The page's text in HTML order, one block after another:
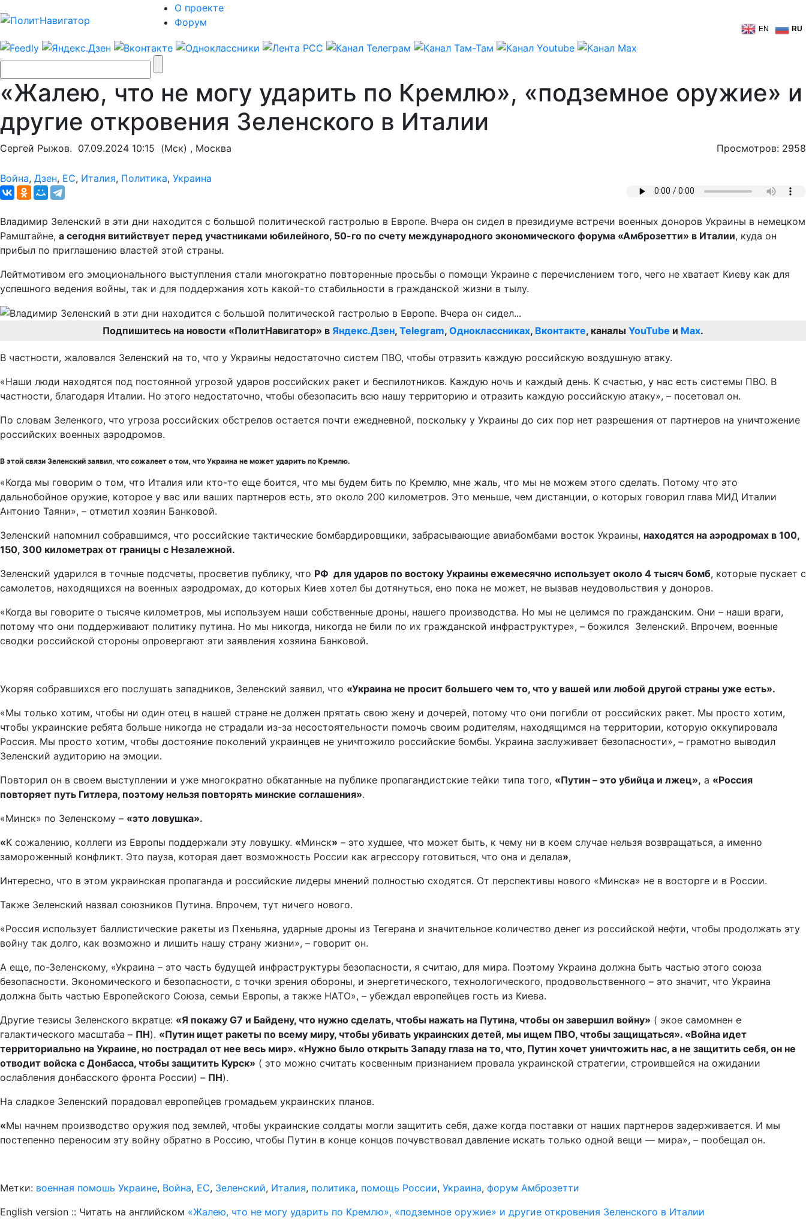
О проекте
Форум
EN RU
«Жалею, что не могу ударить по Кремлю», «подземное оружие» и
другие откровения Зеленского в Италии
Сергей Рыжов. 07.09.2024 10:15 (Мск) , Москва Просмотров: 2958
Война, Дзен, ЕС, Италия, Политика, Украина
Владимир Зеленский в эти дни находится с большой политической гастролью в Европе. Вчера он сидел в президиуме встречи военных доноров Украины в немецком
Рамштайне, а сегодня витийствует перед участниками юбилейного, 50-го по счету международного экономического форума «Амброзетти» в Италии, куда он
прибыл по приглашению властей этой страны.
Лейтмотивом его эмоционального выступления стали многократно повторенные просьбы о помощи Украине с перечислением того, чего не хватает Киеву как для
успешного ведения войны, так и для поддержания хоть какой-то стабильности в гражданской жизни в тылу.
Подпишитесь на новости «ПолитНавигатор» в Яндекс.Дзен, Telegram, Одноклассниках, Вконтакте, каналы YouTube и Max.
В частности, жаловался Зеленский на то, что у Украины недостаточно систем ПВО, чтобы отразить каждую российскую воздушную атаку.
«Наши люди находятся под постоянной угрозой ударов российских ракет и беспилотников. Каждую ночь и каждый день. К счастью, у нас есть системы ПВО. В
частности, благодаря Италии. Но этого недостаточно, чтобы обезопасить всю нашу территорию и отразить каждую российскую атаку», – посетовал он.
По словам Зеленкого, что угроза российских обстрелов остается почти ежедневной, поскольку у Украины до сих пор нет разрешения от партнеров на уничтожение
российских военных аэродромов.
В этой связи Зеленский заявил, что сожалеет о том, что Украина не может ударить по Кремлю.
«Когда мы говорим о том, что Италия или кто-то еще боится, что мы будем бить по Кремлю, мне жаль, что мы не можем этого сделать. Потому что это
дальнобойное оружие, которое у вас или ваших партнеров есть, это около 200 километров. Это меньше, чем дистанции, о которых говорил глава МИД Италии
Антонио Таяни», – отметил хозяин Банковой.
Зеленский напомнил собравшимся, что российские тактические бомбардировщики, забрасывающие авиабомбами восток Украины, находятся на аэродромах в 100,
150, 300 километрах от границы с Незалежной.
Зеленский ударился в точные подсчеты, просветив публику, что РФ для ударов по востоку Украины ежемесячно использует около 4 тысяч бомб, которые пускает с
самолетов, находящихся на военных аэродромах, до которых Киев хотел бы дотянуться, ено пока не может, не вызвав неудовольствия у доноров.
«Когда вы говорите о тысяче километров, мы используем наши собственные дроны, нашего производства. Но мы не целимся по гражданским. Они – наши враги,
потому что они поддерживают политику путина. Но мы никогда, никогда не били по их гражданской инфраструктуре», – божился Зеленский. Впрочем, военные
сводки российской стороны опровергают эти заявления хозяина Банковой.
Укоряя собравшихся его послушать западников, Зеленский заявил, что «Украина не просит большего чем то, что у вашей или любой другой страны уже есть».
«Мы только хотим, чтобы ни один отец в нашей стране не должен прятать свою жену и дочерей, потому что они погибли от российских ракет. Мы просто хотим,
чтобы украинские ребята больше никогда не страдали из-за несостоятельности помочь своим родителям, находящимся на территории, которую оккупировала
Россия. Мы просто хотим, чтобы достояние поколений украинцев не уничтожило российские бомбы. Украина заслуживает безопасности», – грамотно выводил
Зеленский аудиторию на эмоции.
Повторил он в своем выступлении и уже многократно обкатанные на публике пропагандистские тейки типа того, «Путин – это убийца и лжец», а «Россия
повторяет путь Гитлера, поэтому нельзя повторять минские соглашения».
«Минск» по Зеленскому – «это ловушка».
«К сожалению, коллеги из Европы поддержали эту ловушку. «Минск» – это худшее, что может быть, к чему ни в коем случае нельзя возвращаться, а именно
замороженный конфликт. Это пауза, которая дает возможность России как агрессору готовиться, что она и делала»,
Интересно, что в этом украинская пропаганда и российские лидеры мнений полностью сходятся. От перспективы нового «Минска» не в восторге и в России.
Также Зеленский назвал союзников Путина. Впрочем, тут ничего нового.
«Россия использует баллистические ракеты из Пхеньяна, ударные дроны из Тегерана и значительное количество денег из российской нефти, чтобы продолжать эту
войну так долго, как возможно и лишить нашу страну жизни», – говорит он.
А еще, по-Зеленскому, «Украина – это часть будущей инфраструктуры безопасности, я считаю, для мира. Поэтому Украина должна быть частью этого союза
безопасности. Экономического и безопасности, с точки зрения обороны, и энергетического, технологического, продовольственного – это значит, что Украина
должна быть частью Европейского Союза, семьи Европы, а также НАТО», – убеждал европейцев гость из Киева.
Другие тезисы Зеленского вкратце: «Я покажу G7 и Байдену, что нужно сделать, чтобы нажать на Путина, чтобы он завершил войну» ( экое самомнен е
галактического масштаба – ПН). «Путин ищет ракеты по всему миру, чтобы убивать украинских детей, мы ищем ПВО, чтобы защищаться». «Война идет
территориально на Украине, но пострадал от нее весь мир». «Нужно было открыть Западу глаза на то, что, Путин хочет уничтожить нас, а не защитить себя, он не
отводит войска с Донбасса, чтобы защитить Курск» ( это можно считать косвенным признанием провала украинской стратегии, строившейся на ожидании
ослабления донбасского фронта России) – ПН).
На сладкое Зеленский порадовал европейцев громадьем украинских планов.
«Мы начнем производство оружия под землей, чтобы украинские солдаты могли защитить себя, даже когда поставки от наших партнеров задерживается. И мы
постепенно переносим эту войну обратно в Россию, чтобы Путин в конце концов почувствовал давление искать только одной вещи — мира», – пообещал он.
Метки: военная помошь Украине, Война, ЕС, Зеленский, Италия, политика, помощь России, Украина, форум Амброзетти
English version :: Читать на английском «Жалею, что не могу ударить по Кремлю», «подземное оружие» и другие откровения Зеленского в Италии